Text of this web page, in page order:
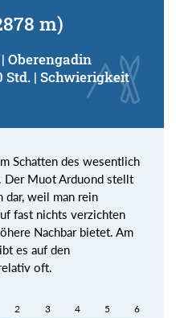
m)
Oberengadin
Std. | Schwierigkeit
Schatten des wesentlich
Der Muot Arduond stellt
dar, weil man rein
fast nichts verzichten
Nachbar bietet. Am
es auf den
oft.
2 3 4 5 6